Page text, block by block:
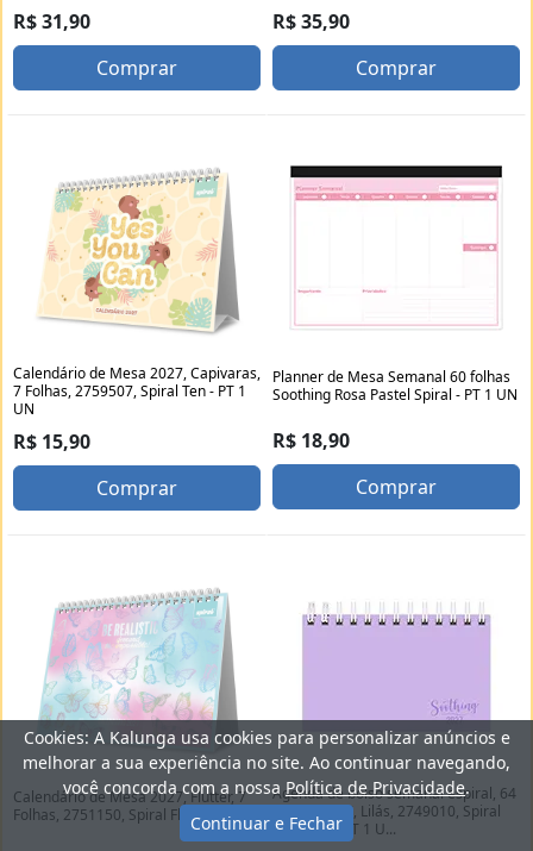
R$ 31,90
Comprar
R$ 35,90
Comprar
Calendário de Mesa 2027, Capivaras,
7 Folhas, 2759507, Spiral Ten - PT 1
UN
R$ 15,90
Comprar
Planner de Mesa Semanal 60 folhas
Soothing Rosa Pastel Spiral - PT 1 UN
R$ 18,90
Comprar
Calendário de Mesa 2027, Flutter, 7
Folhas, 2751150, Spiral Flu - PT 1 UN
Agenda de bolso semanal espiral, 64
folhas, 2027, Lilás, 2749010, Spiral
Soothing - PT 1 U...
Cookies: A Kalunga usa cookies para personalizar anúncios e
melhorar a sua experiência no site. Ao continuar navegando,
você concorda com a nossaPolítica de Privacidade.
Continuar e Fechar